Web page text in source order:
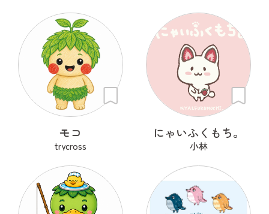
モコ
trycross
にゃいふくもち。
小林